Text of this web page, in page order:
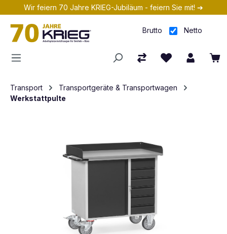
Zum Hauptinhalt springen
Wir feiern 70 Jahre KRIEG-Jubiläum - feiern Sie mit! ➔
Brutto Netto
Transport
Transportgeräte & Transportwagen
Werkstattpulte